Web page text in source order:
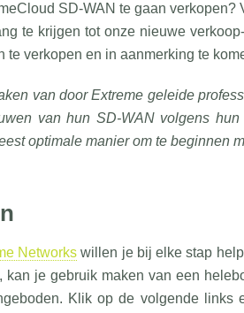
SD-WAN te gaan verkopen?
te krijgen tot onze nieuwe
te verkopen en in aanmerking te
van door Extreme geleide
van hun SD-WAN volgens
optimale manier om te beginnen
Networks willen je bij elke stap
kan je gebruik maken van een
Klik op de volgende links